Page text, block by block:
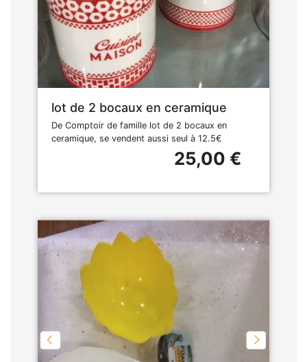
lot de 2 bocaux en ceramique
De Comptoir de famille lot de 2 bocaux en
ceramique, se vendent aussi seul à 12.5€
25,00 €